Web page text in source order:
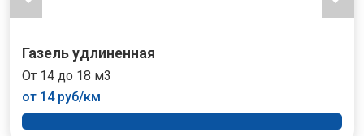
Газель удлиненная
От 14 до 18 м3
от 14 руб/км